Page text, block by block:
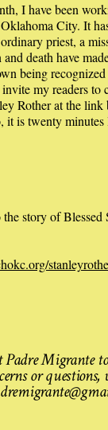
I have been
City. It
priest, a
death have
being recognized
my readers to
Rother at the link
it is twenty minutes
story of Blessed
Migrante
or